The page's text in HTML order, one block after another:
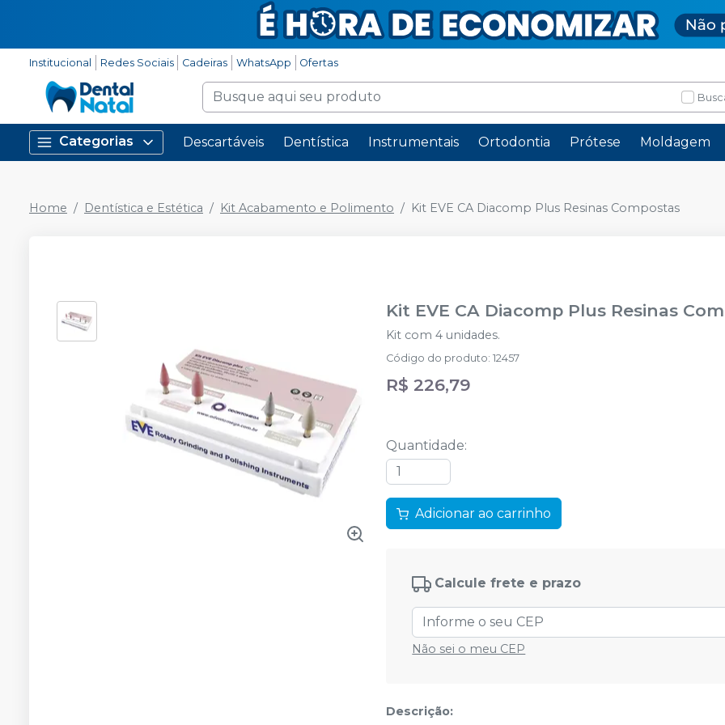
Institucional Redes Sociais Cadeiras WhatsApp Ofertas
Categorias Descartáveis Dentística Instrumentais Ortodontia Prótese Moldagem
Home Dentística e Estética Kit Acabamento e Polimento Kit EVE CA Diacomp Plus Resinas Compostas
Kit EVE CA Diacomp Plus Resinas
Kit com 4 unidades.
Código do produto:12457
R$ 226,79
Quantidade:
Adicionar ao carrinho
Calcule frete e prazo
Não sei o meu CEP
Descrição: